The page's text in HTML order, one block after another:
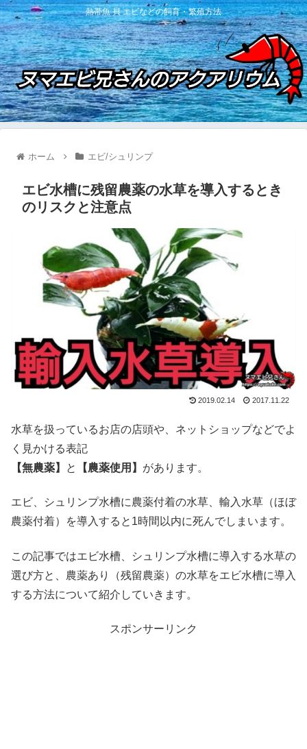
熱帯魚 貝 エビなどの飼育・繁殖方法
ホーム エビ/シュリンプ
エビ水槽に残留農薬の水草を導入するとき
のリスクと注意点
2019.02.14 2017.11.22
水草を扱っているお店の店頭や、ネットショップなどでよ
く見かける表記
【無農薬】
と 【農薬使用】 があります。
エビ、シュリンプ水槽に農薬付着の水草、輸入水草（ほぼ
農薬付着）を導入すると1時間以内に死んでしまいます。
この記事ではエビ水槽、シュリンプ水槽に導入する水草の
選び方と、農薬あり（残留農薬）の水草をエビ水槽に導入
する方法について紹介していきます。
スポンサーリンク